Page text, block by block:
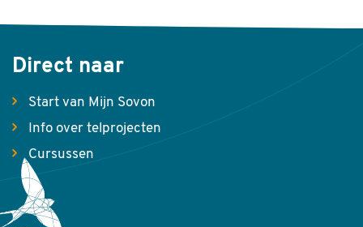
Direct naar
Start van Mijn Sovon
Info over telprojecten
Cursussen